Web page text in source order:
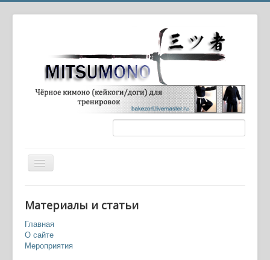
Вы здесь:
Материалы и статьи
Главная
О сайте
Мероприятия